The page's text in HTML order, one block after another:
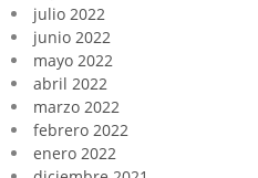
julio 2022
junio 2022
mayo 2022
abril 2022
marzo 2022
febrero 2022
enero 2022